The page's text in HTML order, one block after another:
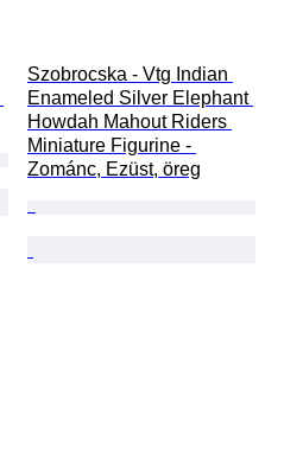
Szobrocska - Vtg Indian
Enameled Silver Elephant
Howdah Mahout Riders
Miniature Figurine -
Zománc, Ezüst, öreg